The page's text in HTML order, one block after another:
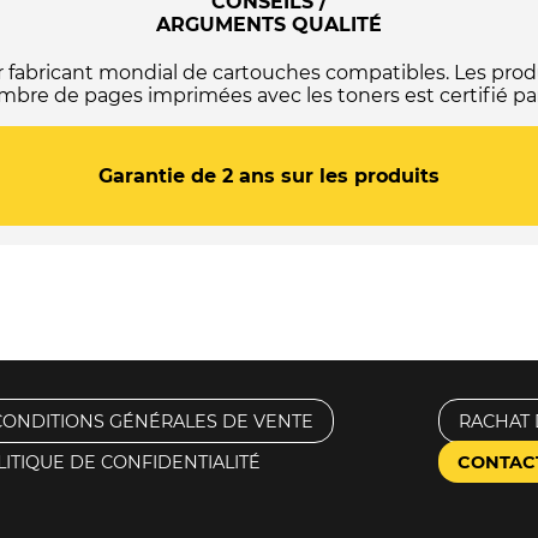
ARGUMENTS QUALITÉ
mondial de cartouches compatibles. Les
de pages imprimées avec les toners est certifié
Garantie de 2 ans sur les produits
GÉNÉRALES DE VENTE
DE CONFIDENTIALITÉ
RACHAT